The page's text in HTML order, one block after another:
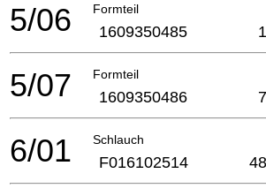
Formteil
5/06 1609350485
Formteil
5/07 1609350486
Schlauch
6/01 F016102514